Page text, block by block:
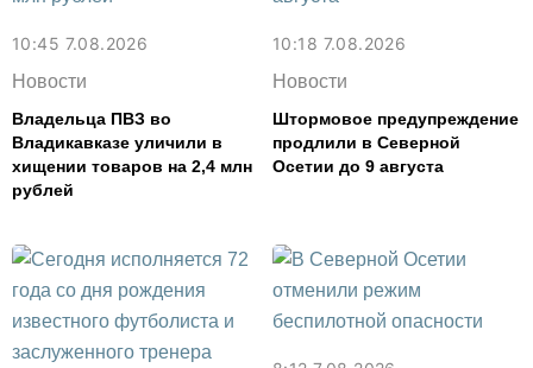
10:45 7.08.2026
Новости
Владельца ПВЗ во
Владикавказе уличили в
хищении товаров на 2,4 млн
рублей
10:18 7.08.2026
Новости
Штормовое предупреждение
продлили в Северной
Осетии до 9 августа